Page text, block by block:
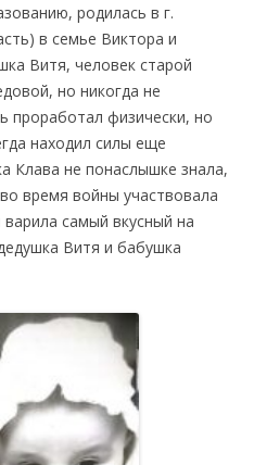
родилась в г.
в семье Виктора и
Витя, человек старой
но никогда не
проработал физически, но
находил силы еще
Клава не понаслышке знала,
время войны участвовала
самый вкусный на
Витя и бабушка